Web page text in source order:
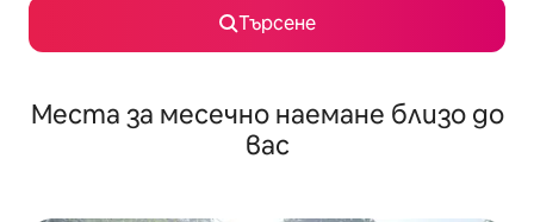
Търсене
Места за месечно наемане близо до
вас